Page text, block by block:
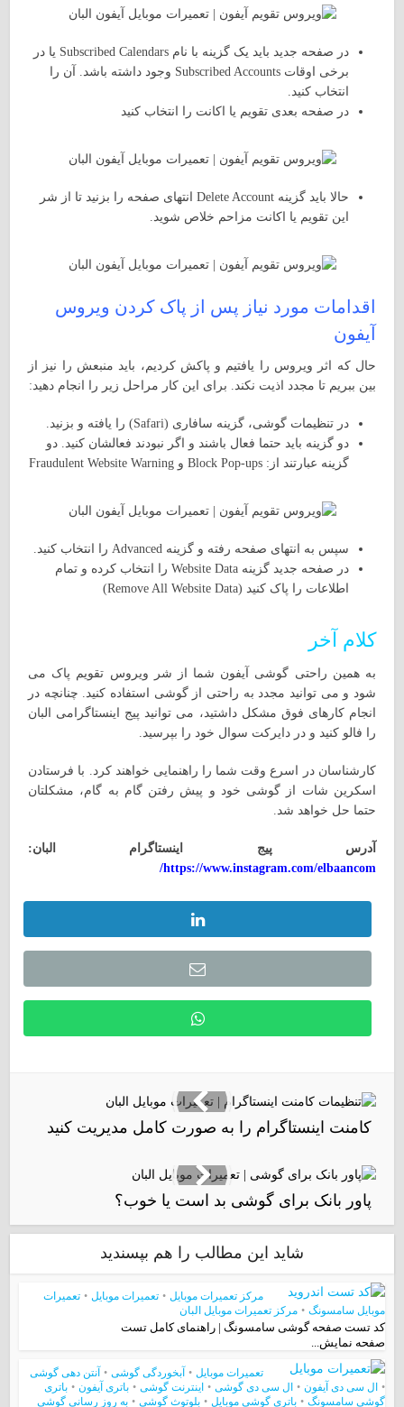
در صفحه جدید باید یک گزینه با نام Subscribed Calendars یا در
برخی اوقات Subscribed Accounts وجود داشته باشد. آن را
انتخاب کنید.
در صفحه بعدی تقویم یا اکانت را انتخاب کنید
حالا باید گزینه Delete Account انتهای صفحه را بزنید تا از شر
این تقویم یا اکانت مزاحم خلاص شوید.
اقدامات مورد نیاز پس از پاک کردن ویروس
آیفون
حال که اثر ویروس را یافتیم و پاکش کردیم، باید منبعش را نیز از
بین ببریم تا مجدد اذیت نکند. برای این کار مراحل زیر را انجام دهید:
در تنظیمات گوشی، گزینه سافاری (Safari) را یافته و بزنید.
دو گزینه باید حتما فعال باشند و اگر نبودند فعالشان کنید. دو
گزینه عبارتند از: Block Pop-ups و Fraudulent Website Warning
سپس به انتهای صفحه رفته و گزینه Advanced را انتخاب کنید.
در صفحه جدید گزینه Website Data را انتخاب کرده و تمام
اطلاعات را پاک کنید (Remove All Website Data)
کلام آخر
به همین راحتی گوشی آیفون شما از شر ویروس تقویم پاک می
شود و می توانید مجدد به راحتی از گوشی استفاده کنید. چنانچه در
انجام کارهای فوق مشکل داشتید، می توانید پیج اینستاگرامی البان
را فالو کنید و در دایرکت سوال خود را بپرسید.
کارشناسان در اسرع وقت شما را راهنمایی خواهند کرد. با فرستادن
اسکرین شات از گوشی خود و پیش رفتن گام به گام، مشکلتان
حتما حل خواهد شد.
آدرس پیج اینستاگرام البان:
https://www.instagram.com/elbaancom/
کامنت اینستاگرام را به صورت کامل مدیریت کنید
پاور بانک برای گوشی بد است یا خوب؟
شاید این مطالب را هم بپسندید
مرکز تعمیرات موبایل • تعمیرات موبایل • تعمیرات
موبایل سامسونگ • مرکز تعمیرات موبایل البان
کد تست صفحه گوشی سامسونگ | راهنمای کامل تست
صفحه نمایش...
تعمیرات موبایل • آبخوردگی گوشی • آنتن دهی گوشی
• ال سی دی آیفون • ال سی دی گوشی • اینترنت گوشی • باتری آیفون • باتری
گوشی سامسونگ • باتری گوشی موبایل • بلوتوث گوشی • به روز رسانی گوشی